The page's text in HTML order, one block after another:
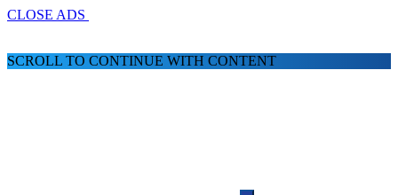
CLOSE ADS
SCROLL TO CONTINUE WITH CONTENT